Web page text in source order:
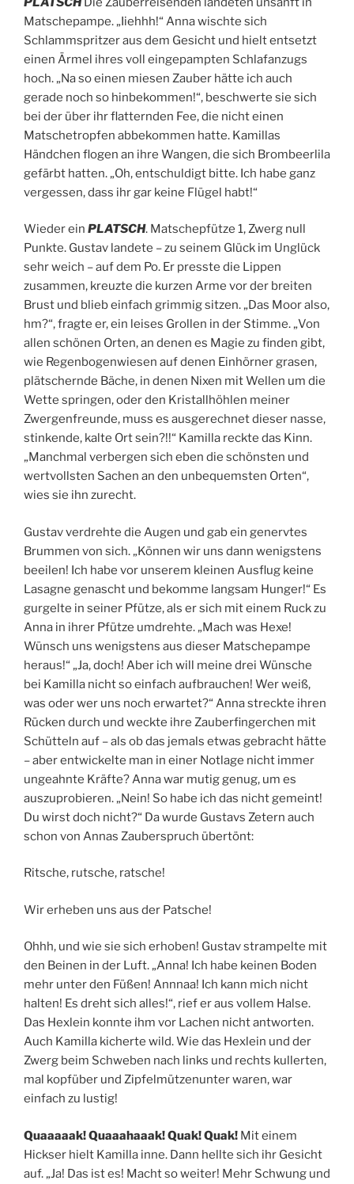
Matschepampe. „Iiehhh!“ Anna wischte sich
Schlammspritzer aus dem Gesicht und hielt entsetzt
einen Ärmel ihres voll eingepampten Schlafanzugs
hoch. „Na so einen miesen Zauber hätte ich auch
gerade noch so hinbekommen!“, beschwerte sie sich
bei der über ihr flatternden Fee, die nicht einen
Matschetropfen abbekommen hatte. Kamillas
Händchen flogen an ihre Wangen, die sich Brombeerlila
gefärbt hatten. „Oh, entschuldigt bitte. Ich habe ganz
vergessen, dass ihr gar keine Flügel habt!“
Wieder ein PLATSCH. Matschepfütze 1, Zwerg null
Punkte. Gustav landete – zu seinem Glück im Unglück
sehr weich – auf dem Po. Er presste die Lippen
zusammen, kreuzte die kurzen Arme vor der breiten
Brust und blieb einfach grimmig sitzen. „Das Moor also,
hm?“, fragte er, ein leises Grollen in der Stimme. „Von
allen schönen Orten, an denen es Magie zu finden gibt,
wie Regenbogenwiesen auf denen Einhörner grasen,
plätschernde Bäche, in denen Nixen mit Wellen um die
Wette springen, oder den Kristallhöhlen meiner
Zwergenfreunde, muss es ausgerechnet dieser nasse,
stinkende, kalte Ort sein?!!“ Kamilla reckte das Kinn.
„Manchmal verbergen sich eben die schönsten und
wertvollsten Sachen an den unbequemsten Orten“,
wies sie ihn zurecht.
Gustav verdrehte die Augen und gab ein genervtes
Brummen von sich. „Können wir uns dann wenigstens
beeilen! Ich habe vor unserem kleinen Ausflug keine
Lasagne genascht und bekomme langsam Hunger!“ Es
gurgelte in seiner Pfütze, als er sich mit einem Ruck zu
Anna in ihrer Pfütze umdrehte. „Mach was Hexe!
Wünsch uns wenigstens aus dieser Matschepampe
heraus!“ „Ja, doch! Aber ich will meine drei Wünsche
bei Kamilla nicht so einfach aufbrauchen! Wer weiß,
was oder wer uns noch erwartet?“ Anna streckte ihren
Rücken durch und weckte ihre Zauberfingerchen mit
Schütteln auf – als ob das jemals etwas gebracht hätte
– aber entwickelte man in einer Notlage nicht immer
ungeahnte Kräfte? Anna war mutig genug, um es
auszuprobieren. „Nein! So habe ich das nicht gemeint!
Du wirst doch nicht?“ Da wurde Gustavs Zetern auch
schon von Annas Zauberspruch übertönt:
Ritsche, rutsche, ratsche!
Wir erheben uns aus der Patsche!
Ohhh, und wie sie sich erhoben! Gustav strampelte mit
den Beinen in der Luft. „Anna! Ich habe keinen Boden
mehr unter den Füßen! Annnaa! Ich kann mich nicht
halten! Es dreht sich alles!“, rief er aus vollem Halse.
Das Hexlein konnte ihm vor Lachen nicht antworten.
Auch Kamilla kicherte wild. Wie das Hexlein und der
Zwerg beim Schweben nach links und rechts kullerten,
mal kopfüber und Zipfelmützenunter waren, war
einfach zu lustig!
Quaaaaak! Quaaahaaak! Quak! Quak! Mit einem
Hickser hielt Kamilla inne. Dann hellte sich ihr Gesicht
auf. „Ja! Das ist es! Macht so weiter! Mehr Schwung und